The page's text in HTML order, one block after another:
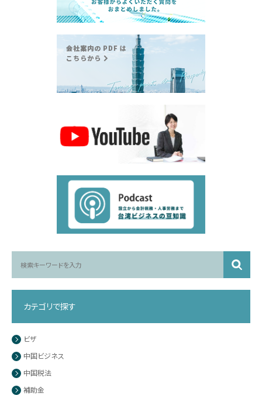
カテゴリで探す
ビザ
中国ビジネス
中国税法
補助金